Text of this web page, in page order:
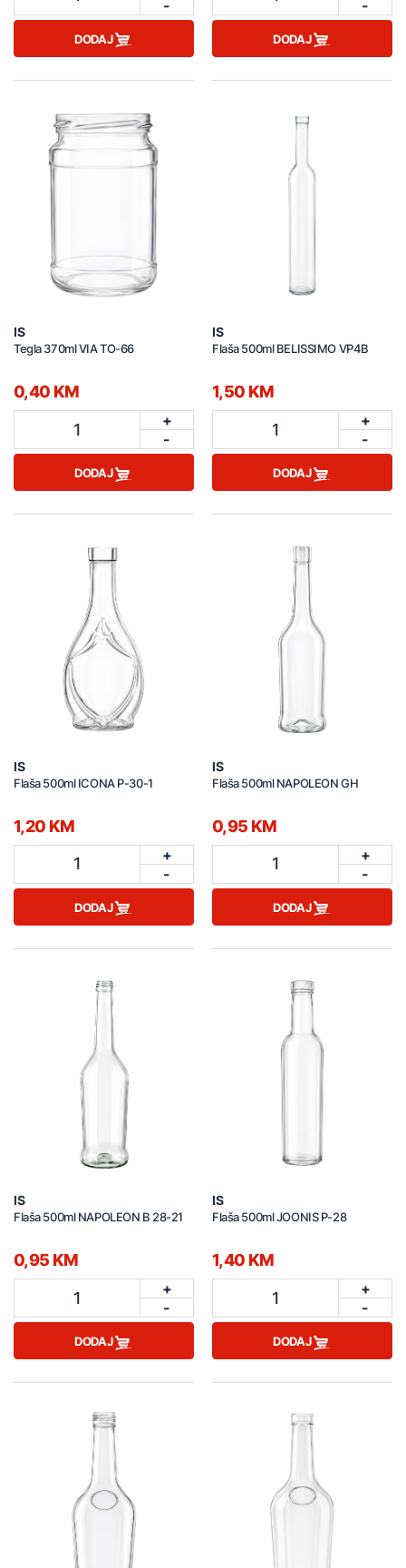
-
DODAJ
-
DODAJ
IS
Tegla 370ml VIA TO-66
0,40 KM
1
+
-
DODAJ
IS
Flaša 500ml BELISSIMO VP4B
1,50 KM
1
+
-
DODAJ
IS
Flaša 500ml ICONA P-30-1
1,20 KM
1
+
-
DODAJ
IS
Flaša 500ml NAPOLEON GH
0,95 KM
1
+
-
DODAJ
IS
Flaša 500ml NAPOLEON B 28-21
0,95 KM
1
+
-
DODAJ
IS
Flaša 500ml JOONIS P-28
1,40 KM
1
+
-
DODAJ